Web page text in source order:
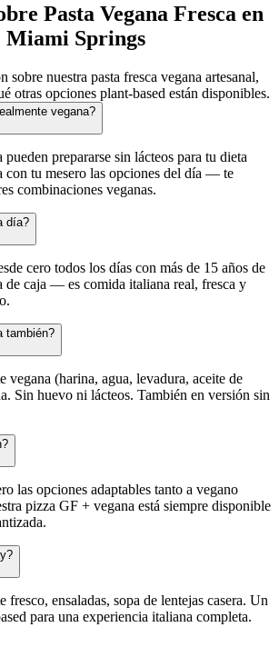
Pasta Vegana Fresca en
Miami Springs
sobre nuestra pasta fresca vegana artesanal,
otras opciones plant-based están disponibles.
vegana?
pueden prepararse sin lácteos para tu dieta
con tu mesero las opciones del día — te
combinaciones veganas.
día?
cero todos los días con más de 15 años de
de caja — es comida italiana real, fresca y
también?
vegana (harina, agua, levadura, aceite de
Sin huevo ni lácteos. También en versión sin
las opciones adaptables tanto a vegano
pizza GF + vegana está siempre disponible
fresco, ensaladas, sopa de lentejas casera. Un
para una experiencia italiana completa.